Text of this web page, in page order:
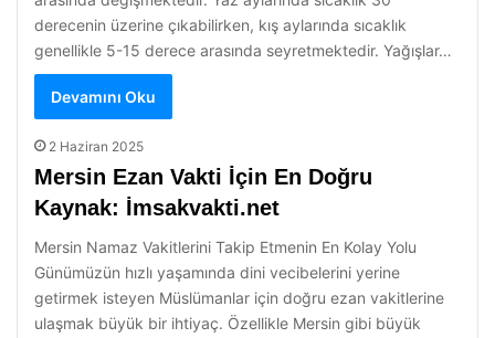
derecenin üzerine çıkabilirken, kış aylarında sıcaklık
genellikle 5-15 derece arasında seyretmektedir. Yağışlar…
Devamını Oku
2 Haziran 2025
Mersin Ezan Vakti İçin En Doğru
Kaynak: İmsakvakti.net
Mersin Namaz Vakitlerini Takip Etmenin En Kolay Yolu
Günümüzün hızlı yaşamında dini vecibelerini yerine
getirmek isteyen Müslümanlar için doğru ezan vakitlerine
ulaşmak büyük bir ihtiyaç. Özellikle Mersin gibi büyük